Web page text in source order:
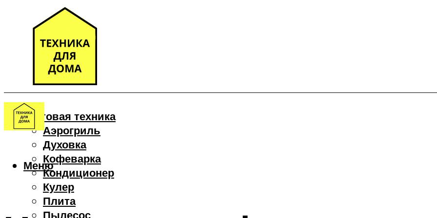
Бытовая техника
Аэрогриль
Духовка
Кофеварка
Кондиционер
Кулер
Плита
Пылесос
Меню